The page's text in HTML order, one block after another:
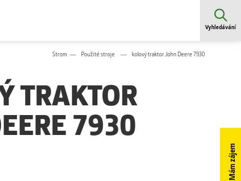
Vyhledávání
Strom Použité stroje kolový traktor John Deere 7930
Mám zájem
TRAKTOR
7930